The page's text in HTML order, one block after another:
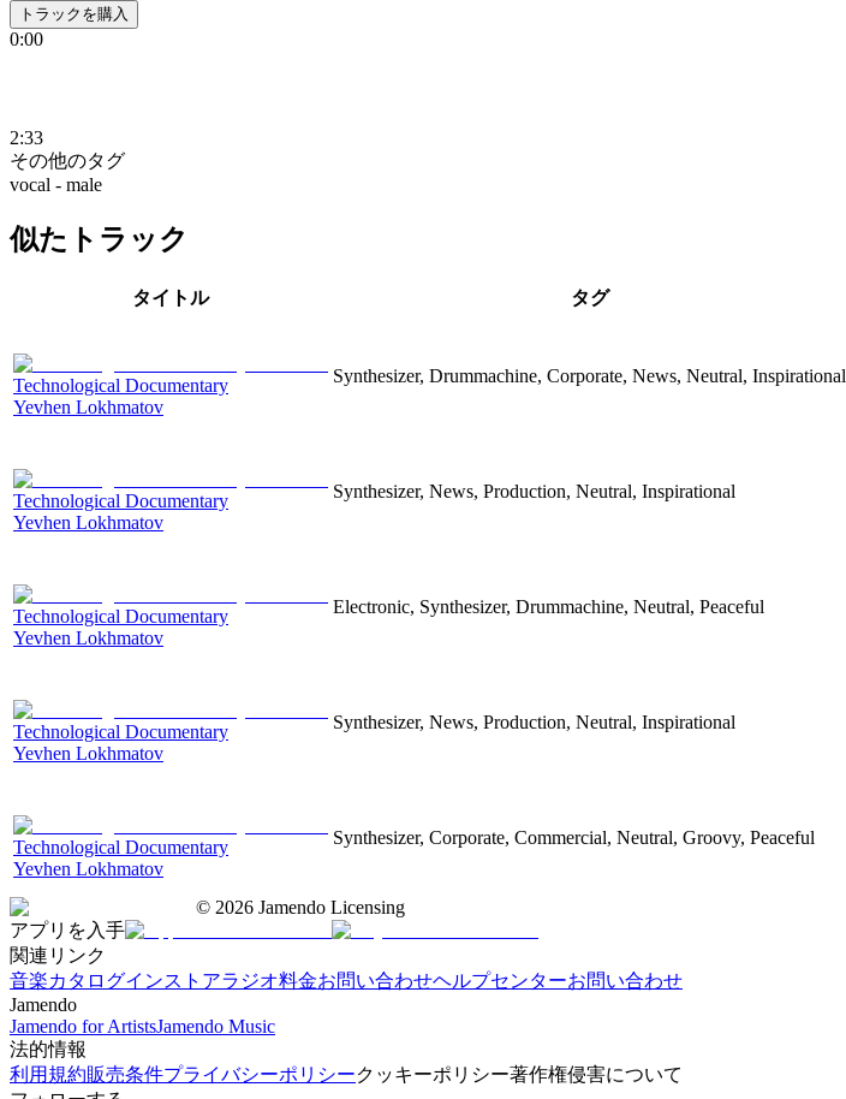
トラックを購入
0:00
2:33
その他のタグ
vocal - male
似たトラック
タイトル タグ
Technological Documentary
Yevhen Lokhmatov
Synthesizer, Drummachine, Corporate, News, Neutral, Inspirational
Technological Documentary
Yevhen Lokhmatov
Synthesizer, News, Production, Neutral, Inspirational
Technological Documentary
Yevhen Lokhmatov
Electronic, Synthesizer, Drummachine, Neutral, Peaceful
Technological Documentary
Yevhen Lokhmatov
Synthesizer, News, Production, Neutral, Inspirational
Technological Documentary
Yevhen Lokhmatov
Synthesizer, Corporate, Commercial, Neutral, Groovy, Peaceful
© 2026 Jamendo Licensing
アプリを入手
関連リンク
音楽カタログインストアラジオ料金お問い合わせヘルプセンターお問い合わせ
Jamendo
Jamendo for ArtistsJamendo Music
法的情報
利用規約販売条件プライバシーポリシークッキーポリシー著作権侵害について